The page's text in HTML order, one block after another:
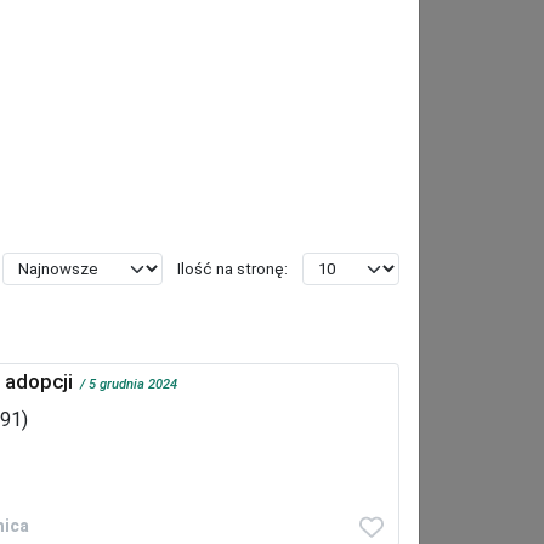
Ilość na stronę:
adopcji 5 grudnia 2024